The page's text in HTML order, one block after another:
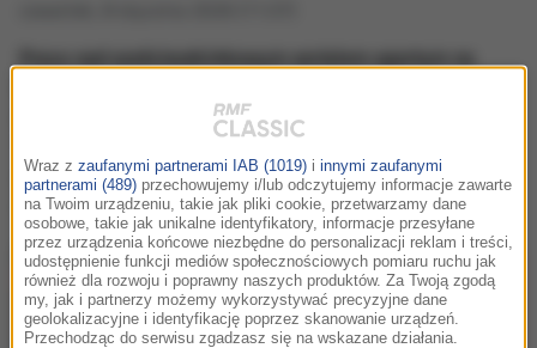
Prace nad sześcioodcinkowym serialem opartym na
rozpoczęła ATM Grupa po nabyciu praw do tej powieści.
serią thrillerów osadzonych w świecie dziennikarstwa
śledczego.
Wraz z zaufanymi partnerami IAB (1019) i innymi zaufanymi
partnerami (489) przechowujemy i/lub odczytujemy informacje zawarte
na Twoim urządzeniu, takie jak pliki cookie, przetwarzamy dane
osobowe, takie jak unikalne identyfikatory, informacje przesyłane
przez urządzenia końcowe niezbędne do personalizacji reklam i treści,
udostępnienie funkcji mediów społecznościowych pomiaru ruchu jak
również dla rozwoju i poprawny naszych produktów. Za Twoją zgodą
my, jak i partnerzy możemy wykorzystywać precyzyjne dane
geolokalizacyjne i identyfikację poprzez skanowanie urządzeń.
Przechodząc do serwisu zgadzasz się na wskazane działania.